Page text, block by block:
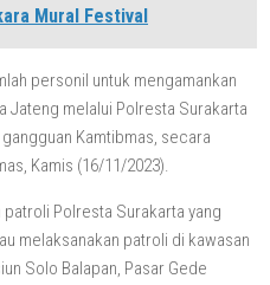
Mural Festival
personil untuk mengamankan
Jateng melalui Polresta Surakarta
Kamtibmas, secara
Kamis (16/11/2023).
patroli Polresta Surakarta yang
melaksanakan patroli di kawasan
Solo Balapan, Pasar Gede